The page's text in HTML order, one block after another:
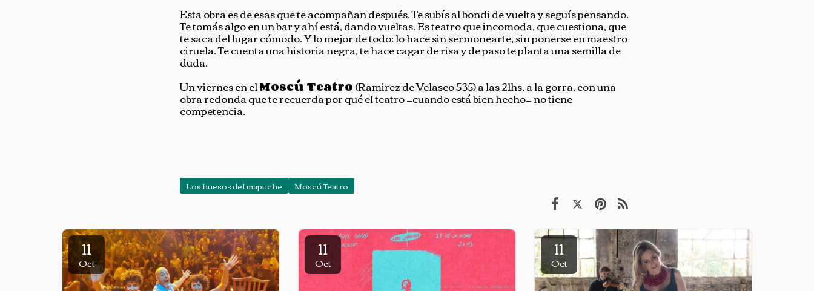
Esta obra es de esas que te acompañan después. Te subís al bondi de vuelta y seguís pensando.
Te tomás algo en un bar y ahí está, dando vueltas. Es teatro que incomoda, que cuestiona, que
te saca del lugar cómodo. Y lo mejor de todo: lo hace sin sermonearte, sin ponerse en maestro
ciruela. Te cuenta una historia negra, te hace cagar de risa y de paso te planta una semilla de
duda.
Un viernes en elMoscú Teatro(Ramirez de Velasco 535) a las 21hs, a la gorra, con una
obra redonda que te recuerda por qué el teatro —cuando está bien hecho— no tiene
competencia.
Los huesos del mapuche Moscú Teatro
11
Oct
11
Oct
11
Oct